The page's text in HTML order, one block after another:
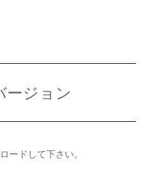
ージョン
ードして下さい。